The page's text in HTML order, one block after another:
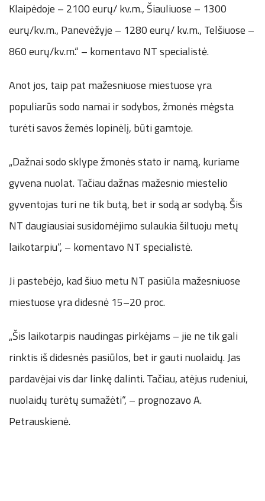
Klaipėdoje – 2100 eurų/ kv.m., Šiauliuose – 1300
eurų/kv.m., Panevėžyje – 1280 eurų/ kv.m., Telšiuose –
860 eurų/kv.m.“ – komentavo NT specialistė.
Anot jos, taip pat mažesniuose miestuose yra
populiarūs sodo namai ir sodybos, žmonės mėgsta
turėti savos žemės lopinėlį, būti gamtoje.
„Dažnai sodo sklype žmonės stato ir namą, kuriame
gyvena nuolat. Tačiau dažnas mažesnio miestelio
gyventojas turi ne tik butą, bet ir sodą ar sodybą. Šis
NT daugiausiai susidomėjimo sulaukia šiltuoju metų
laikotarpiu“, – komentavo NT specialistė.
Ji pastebėjo, kad šiuo metu NT pasiūla mažesniuose
miestuose yra didesnė 15–20 proc.
„Šis laikotarpis naudingas pirkėjams – jie ne tik gali
rinktis iš didesnės pasiūlos, bet ir gauti nuolaidų. Jas
pardavėjai vis dar linkę dalinti. Tačiau, atėjus rudeniui,
nuolaidų turėtų sumažėti“, – prognozavo A.
Petrauskienė.